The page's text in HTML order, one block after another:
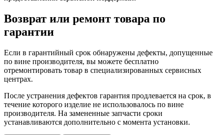
Возврат или ремонт товара по
гарантии
Если в гарантийный срок обнаружены дефекты, допущенные
по вине производителя, вы можете бесплатно
отремонтировать товар в специализированных сервисных
центрах.
После устранения дефектов гарантия продлевается на срок, в
течение которого изделие не использовалось по вине
производителя. На замененные запчасти сроки
устанавливаются дополнительно с момента установки.